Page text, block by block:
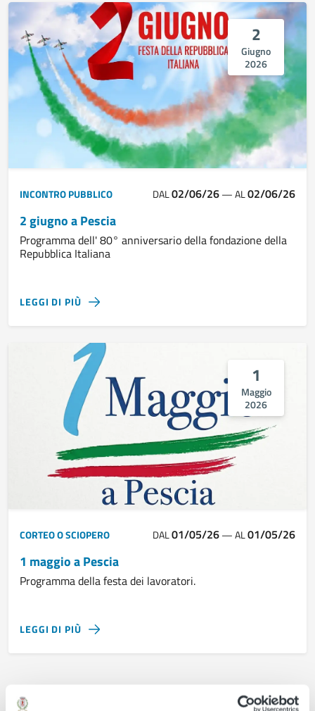
2
Giugno
2026
INCONTRO PUBBLICO DAL02/06/26—AL02/06/26
2 giugno a Pescia
Programma dell' 80° anniversario della fondazione della
Repubblica Italiana
LEGGI DI PIÙ
1
Maggio
2026
CORTEO O SCIOPERO DAL01/05/26—AL01/05/26
1 maggio a Pescia
Programma della festa dei lavoratori.
LEGGI DI PIÙ